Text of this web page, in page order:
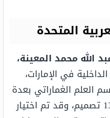
المتحدة
الله محمد المعينة،
في الإمارات،
العلم الغماراتي بعدة
ألوان، حيث دخل مسابقة تتكون من 1300 تصميم، وقد تم اختيار